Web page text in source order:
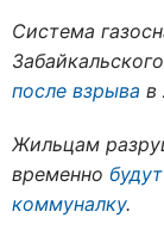
Система
после взрыва в
Жильцам
временно
коммуналку.